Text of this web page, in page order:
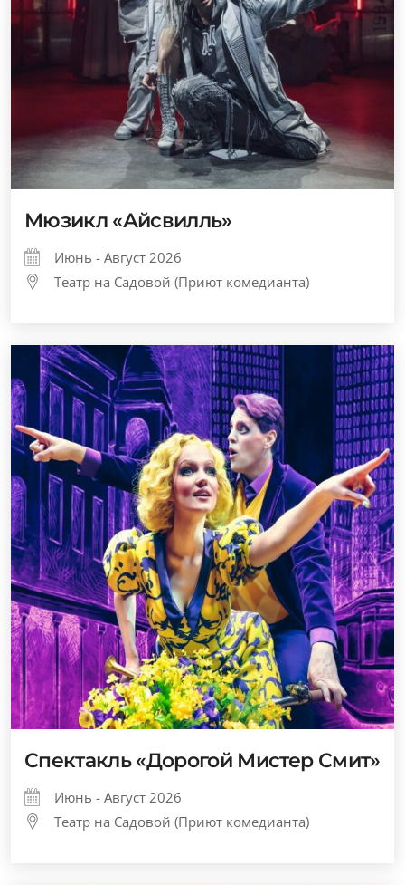
Мюзикл «Айсвилль»
Июнь - Август 2026
Театр на Садовой (Приют комедианта)
Спектакль «Дорогой Мистер Смит»
Июнь - Август 2026
Театр на Садовой (Приют комедианта)